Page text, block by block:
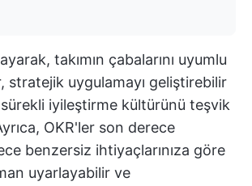
takımın çabalarını uyumlu
stratejik uygulamayı geliştirebilir
iyileştirme kültürünü teşvik
OKR'ler son derece
benzersiz ihtiyaçlarınıza göre
uyarlayabilir ve